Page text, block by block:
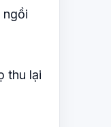
ngồi
thu lại